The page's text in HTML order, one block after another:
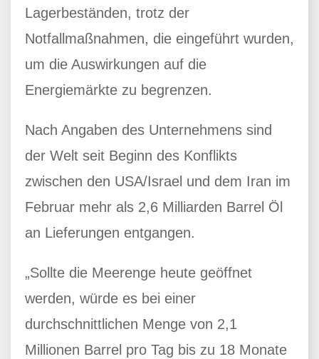
Lagerbeständen, trotz der
Notfallmaßnahmen, die eingeführt wurden,
um die Auswirkungen auf die
Energiemärkte zu begrenzen.
Nach Angaben des Unternehmens sind
der Welt seit Beginn des Konflikts
zwischen den USA/Israel und dem Iran im
Februar mehr als 2,6 Milliarden Barrel Öl
an Lieferungen entgangen.
„Sollte die Meerenge heute geöffnet
werden, würde es bei einer
durchschnittlichen Menge von 2,1
Millionen Barrel pro Tag bis zu 18 Monate